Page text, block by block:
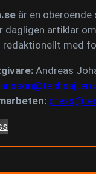
är en oberoende
dagligen artiklar
redaktionellt med
Andreas